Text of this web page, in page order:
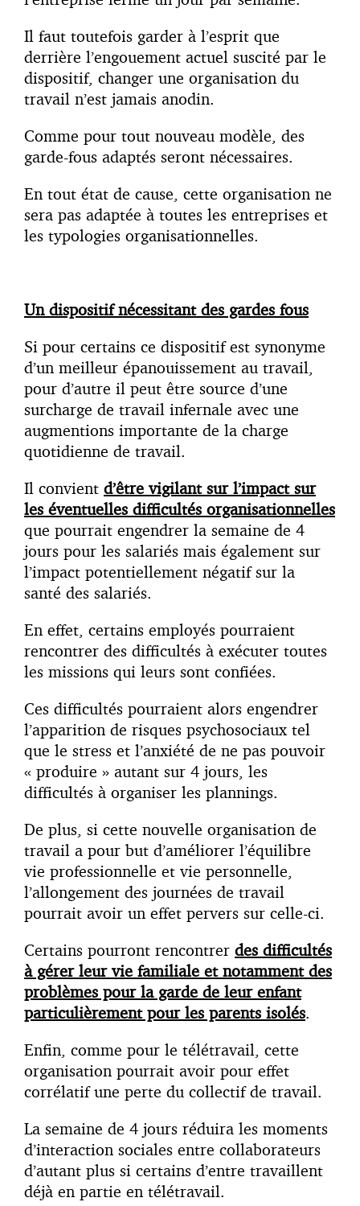
Il faut toutefois garder à l’esprit que
derrière l’engouement actuel suscité par le
dispositif, changer une organisation du
travail n’est jamais anodin.
Comme pour tout nouveau modèle, des
garde-fous adaptés seront nécessaires.
En tout état de cause, cette organisation ne
sera pas adaptée à toutes les entreprises et
les typologies organisationnelles.
Un dispositif nécessitant des gardes fous
Si pour certains ce dispositif est synonyme
d’un meilleur épanouissement au travail,
pour d’autre il peut être source d’une
surcharge de travail infernale avec une
augmentions importante de la charge
quotidienne de travail.
Il convient d’être vigilant sur l’impact sur
les éventuelles difficultés organisationnelles
que pourrait engendrer la semaine de 4
jours pour les salariés mais également sur
l’impact potentiellement négatif sur la
santé des salariés.
En effet, certains employés pourraient
rencontrer des difficultés à exécuter toutes
les missions qui leurs sont confiées.
Ces difficultés pourraient alors engendrer
l’apparition de risques psychosociaux tel
que le stress et l’anxiété de ne pas pouvoir
« produire » autant sur 4 jours, les
difficultés à organiser les plannings.
De plus, si cette nouvelle organisation de
travail a pour but d’améliorer l’équilibre
vie professionnelle et vie personnelle,
l’allongement des journées de travail
pourrait avoir un effet pervers sur celle-ci.
Certains pourront rencontrer des difficultés
à gérer leur vie familiale et notamment des
problèmes pour la garde de leur enfant
particulièrement pour les parents isolés.
Enfin, comme pour le télétravail, cette
organisation pourrait avoir pour effet
corrélatif une perte du collectif de travail.
La semaine de 4 jours réduira les moments
d’interaction sociales entre collaborateurs
d’autant plus si certains d’entre travaillent
déjà en partie en télétravail.